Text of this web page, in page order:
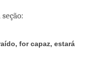
for capaz, estará